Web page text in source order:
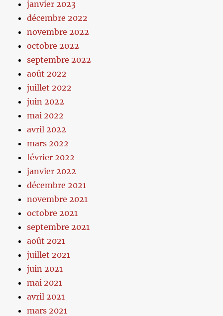
janvier 2023
décembre 2022
novembre 2022
octobre 2022
septembre 2022
août 2022
juillet 2022
juin 2022
mai 2022
avril 2022
mars 2022
février 2022
janvier 2022
décembre 2021
novembre 2021
octobre 2021
septembre 2021
août 2021
juillet 2021
juin 2021
mai 2021
avril 2021
mars 2021